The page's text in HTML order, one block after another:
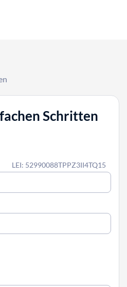
Schritten
LEI: 52990088TPPZ3II4TQ15